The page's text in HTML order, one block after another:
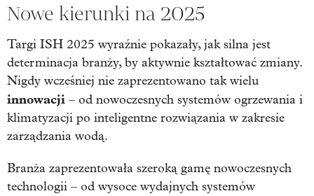
Nowe kierunki na 2025
Targi ISH 2025 wyraźnie pokazały, jak silna jest
determinacja branży, by aktywnie kształtować zmiany.
Nigdy wcześniej nie zaprezentowano tak wielu
innowacji – od nowoczesnych systemów ogrzewania i
klimatyzacji po inteligentne rozwiązania w zakresie
zarządzania wodą.
Branża zaprezentowała szeroką gamę nowoczesnych
technologii – od wysoce wydajnych systemów